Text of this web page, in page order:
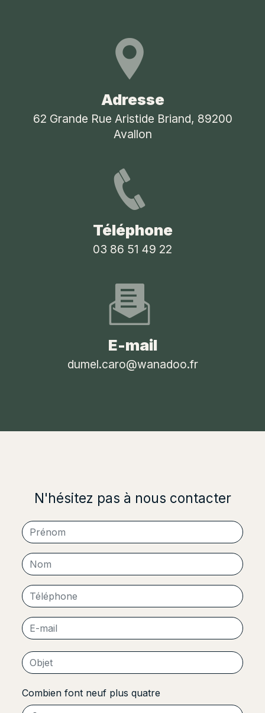
Adresse
62 Grande Rue Aristide Briand, 89200
Avallon
Téléphone
03 86 51 49 22
E-mail
dumel.caro@wanadoo.fr
N'hésitez pas à nous contacter
Combien font neuf plus quatre